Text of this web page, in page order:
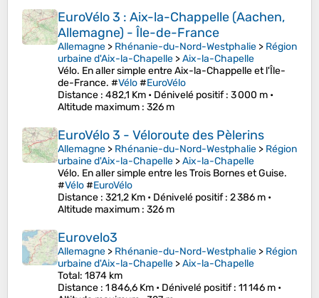
EuroVélo 3 : Aix-la-Chappelle (Aachen,
Allemagne) - Île-de-France
Allemagne > Rhénanie-du-Nord-Westphalie > Région
urbaine d'Aix-la-Chapelle >Aix-la-Chapelle
Vélo. En aller simple entre Aix-la-Chappelle et l'Île-
de-France. #Vélo#EuroVélo
Distance : 482,1 Km • Dénivelé positif: 3 000 m •
Altitude maximum : 326 m
EuroVélo 3 - Véloroute des Pèlerins
Allemagne > Rhénanie-du-Nord-Westphalie > Région
urbaine d'Aix-la-Chapelle >Aix-la-Chapelle
Vélo. En aller simple entre les Trois Bornes et Guise.
#Vélo#EuroVélo
Distance : 321,2 Km • Dénivelé positif: 2 386 m •
Altitude maximum : 326 m
Eurovelo3
Allemagne > Rhénanie-du-Nord-Westphalie > Région
urbaine d'Aix-la-Chapelle >Aix-la-Chapelle
Total: 1874 km
Distance : 1 846,6 Km • Dénivelé positif: 11 146 m •